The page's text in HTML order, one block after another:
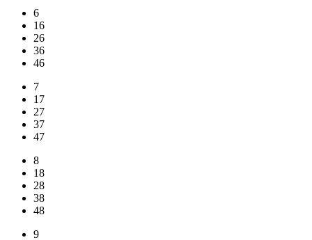
6
16
26
36
46
7
17
27
37
47
8
18
28
38
48
9